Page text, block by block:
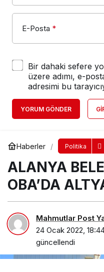
E-Posta *
Bir dahaki sefere
üzere adımı, e-
adresimi bu
YORUM GÖNDER
Haberler Politika
ALANYA
OBA’DA
Mahmutlar Post
24 Ocak 2022,
güncellendi